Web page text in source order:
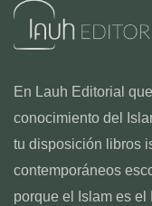
En Lauh Editorial
conocimiento del
tu disposición libros
contemporáneos
porque el Islam es el